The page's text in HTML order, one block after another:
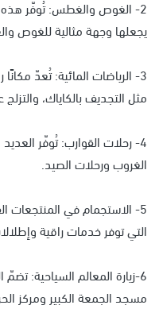
2- الغوص والغطس: تُوفّر هذه
يجعلها وجهة مثالية للغوص
3- الرياضات المائية: تُعدّ
مثل التجديف بالكاياك،
4- رحلات القوارب: تُوفّر
الغروب ورحلات الصيد.
5- الاستجمام في المنتجعات
التي توفر خدمات راقية
6-زيارة المعالم السياحية:
مسجد الجمعة الكبير ومركز